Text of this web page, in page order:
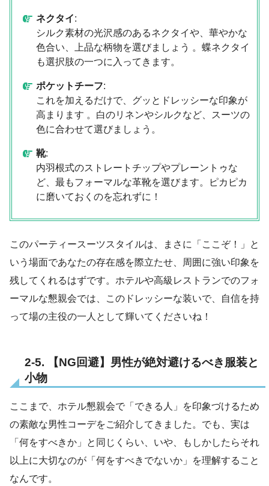
ネクタイ:
シルク素材の光沢感のあるネクタイや、華やかな
色合い、上品な柄物を選びましょう 。蝶ネクタイ
も選択肢の一つに入ってきます。
ポケットチーフ:
これを加えるだけで、グッとドレッシーな印象が
高まります 。白のリネンやシルクなど、スーツの
色に合わせて選びましょう。
靴:
内羽根式のストレートチップやプレーントゥな
ど、最もフォーマルな革靴を選びます。ピカピカ
に磨いておくのを忘れずに！
このパーティースーツスタイルは、まさに「ここぞ！」と
いう場面であなたの存在感を際立たせ、周囲に強い印象を
残してくれるはずです。ホテルや高級レストランでのフォ
ーマルな懇親会では、このドレッシーな装いで、自信を持
って場の主役の一人として輝いてくださいね！
2-5. 【NG回避】男性が絶対避けるべき服装と
小物
ここまで、ホテル懇親会で「できる人」を印象づけるため
の素敵な男性コーデをご紹介してきました。でも、実は
「何をすべきか」と同じくらい、いや、もしかしたらそれ
以上に大切なのが「何をすべきでないか」を理解すること
なんです。